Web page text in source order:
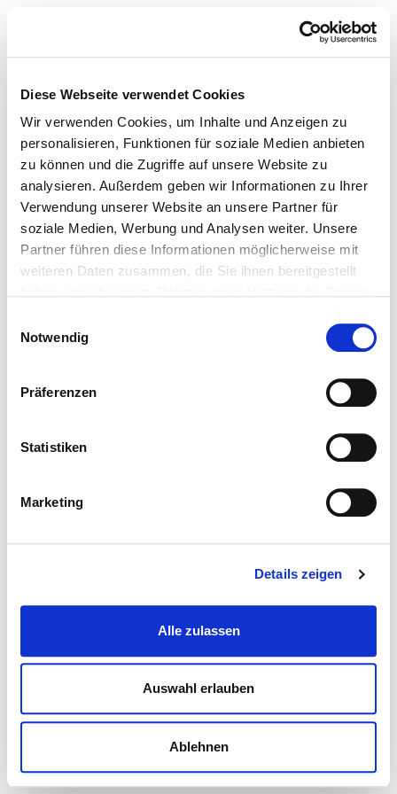
Diese Webseite verwendet Cookies
Wir verwenden Cookies, um Inhalte und Anzeigen zu
personalisieren, Funktionen für soziale Medien anbieten
zu können und die Zugriffe auf unsere Website zu
analysieren. Außerdem geben wir Informationen zu Ihrer
Verwendung unserer Website an unsere Partner für
soziale Medien, Werbung und Analysen weiter. Unsere
Partner führen diese Informationen möglicherweise mit
weiteren Daten zusammen, die Sie ihnen bereitgestellt
Notwendig
Präferenzen
Statistiken
Marketing
Details zeigen
Alle zulassen
Auswahl erlauben
Ablehnen